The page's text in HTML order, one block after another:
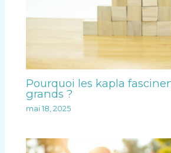
Pourquoi les kapla
grands ?
mai 18, 2025